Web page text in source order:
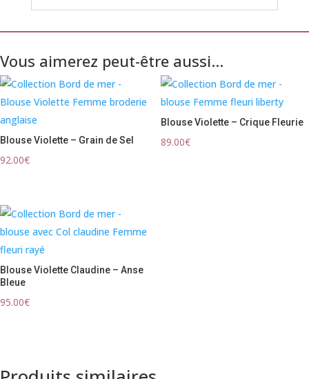
Vous aimerez peut-être aussi…
Blouse Violette – Grain de Sel
92.00€
Blouse Violette – Crique Fleurie
89.00€
Blouse Violette Claudine – Anse
Bleue
95.00€